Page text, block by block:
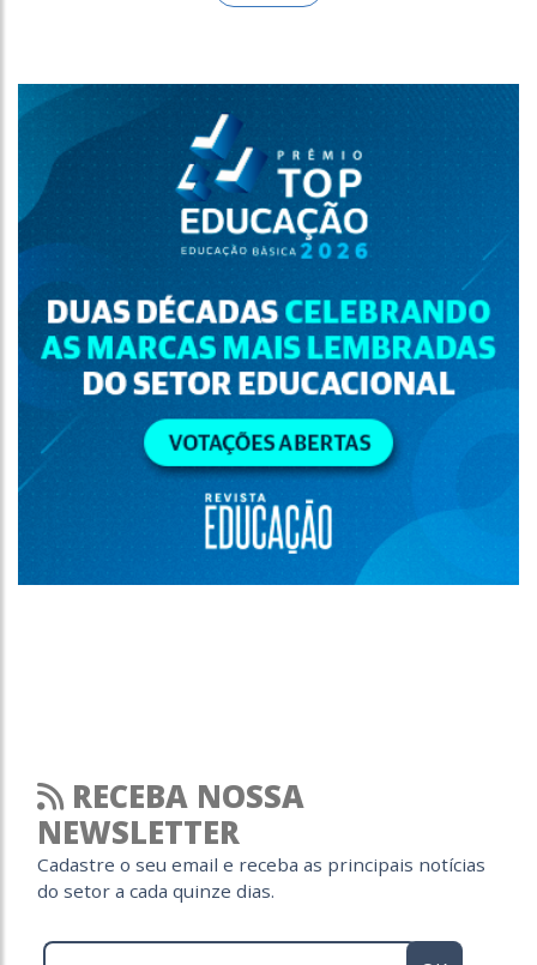
RECEBA NOSSA
NEWSLETTER
Cadastre o seu email e receba as principais notícias
do setor a cada quinze dias.